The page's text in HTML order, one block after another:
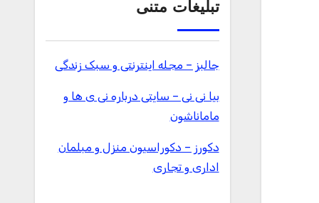
تبلیغات متنی
جالبز – مجله اینترنتی و سبک زندگی
بیا نی نی – سایتی درباره نی ی ها و
ماماناشون
دکورز – دکوراسیون منزل و مبلمان
اداری و تجاری